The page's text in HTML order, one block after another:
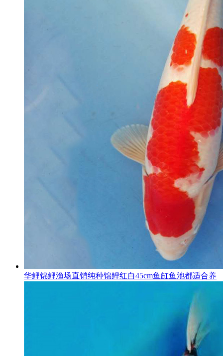
华鲤锦鲤渔场直销纯种锦鲤红白45cm鱼缸鱼池都适合养